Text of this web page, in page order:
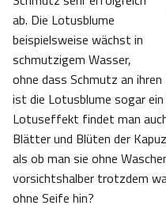
ab. Die Lotusblume
beispielsweise wächst in
schmutzigem Wasser,
ohne dass Schmutz an
ist die Lotusblume sogar
Lotuseffekt findet man
Blätter und Blüten der
als ob man sie ohne
vorsichtshalber trotzdem
ohne Seife hin?